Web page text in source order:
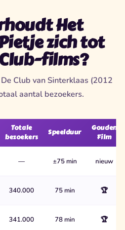
Het
zich tot
films?
Club van Sinterklaas (2012
aantal bezoekers.
Totale
bezoekers
Speelduur
Gouden
Film
— ±75 min nieuw
340.000 75 min 🏆
341.000 78 min 🏆